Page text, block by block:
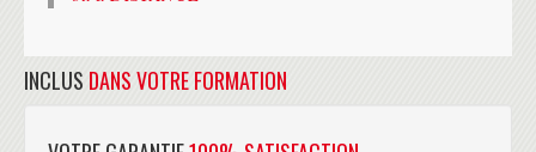
INCLUS DANS VOTRE FORMATION